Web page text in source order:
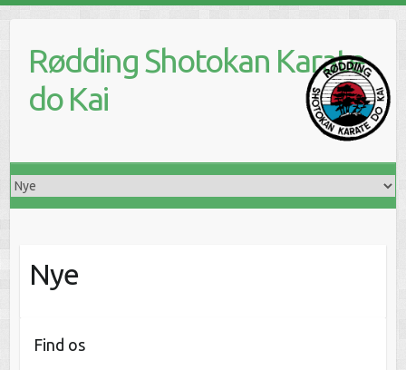
contentRødding Shotokan Karate
do Kai
Nye
Find os